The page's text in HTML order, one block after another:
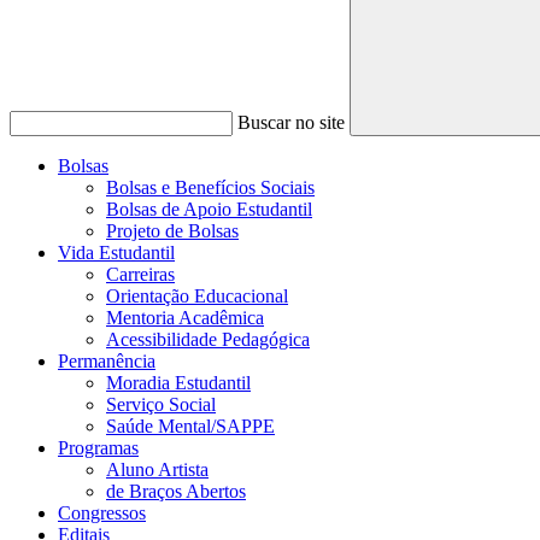
Buscar no site
Bolsas
Bolsas e Benefícios Sociais
Bolsas de Apoio Estudantil
Projeto de Bolsas
Vida Estudantil
Carreiras
Orientação Educacional
Mentoria Acadêmica
Acessibilidade Pedagógica
Permanência
Moradia Estudantil
Serviço Social
Saúde Mental/SAPPE
Programas
Aluno Artista
de Braços Abertos
Congressos
Editais